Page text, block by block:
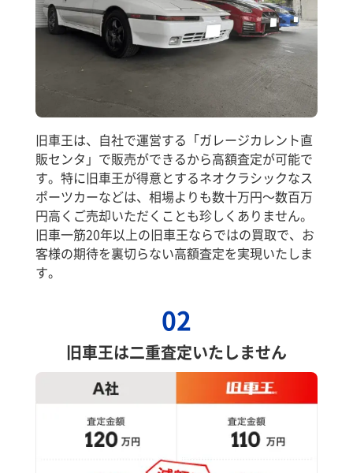
旧車王は、自社で運営する「ガレージカレント直
販センタ」で販売ができるから高額査定が可能で
す。特に旧車王が得意とするネオクラシックなス
ポーツカーなどは、相場よりも数十万円～数百万
円高くご売却いただくことも珍しくありません。
旧車一筋20年以上の旧車王ならではの買取で、お
客様の期待を裏切らない高額査定を実現いたしま
す。
02
旧車王は二重査定いたしません